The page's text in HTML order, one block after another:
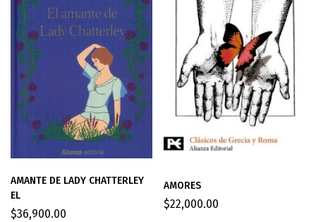
AMANTE DE LADY CHATTERLEY
EL
$36,900.00
AMORES
$22,000.00